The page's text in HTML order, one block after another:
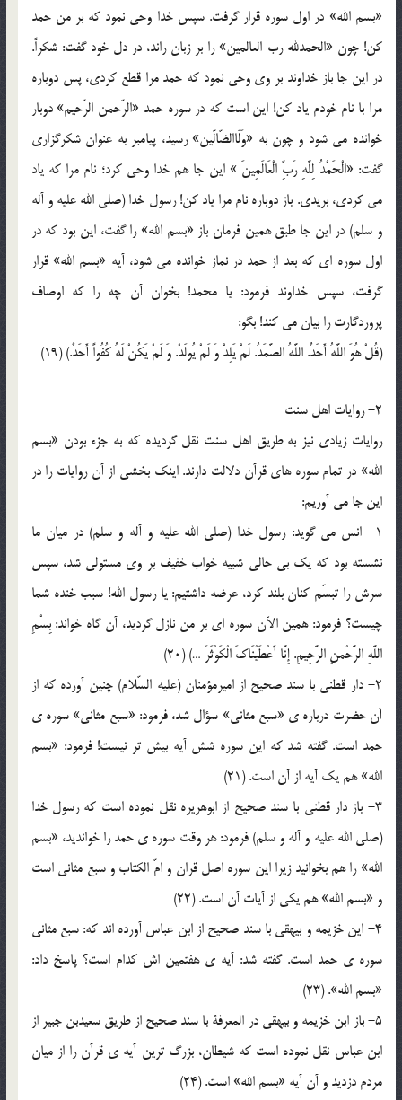
«بسم الله» در اول سوره قرار گرفت. سپس خدا وحي نمود که بر من حمد
کن! چون «الحمدلله رب العالمين» را بر زبان راند، در دل خود گفت: شکراً.
در اين جا باز خداوند بر وي وحي نمود که حمد مرا قطع کردي، پس دوباره
مرا با نام خودم ياد کن! اين است که در سوره حمد «الرّحمن الرّحيم» دوبار
خوانده مي شود و چون به «وَلَاالضّالّين» رسيد، پيامبر به عنوان شکرگزاري
گفت: «الْحَمْدُ لِلَّهِ رَبِّ الْعَالَمِينَ‌ » اين جا هم خدا وحي کرد؛ نام مرا که ياد
مي کردي، بريدي. باز دوباره نام مرا ياد کن! رسول خدا (صلي الله عليه و آله
و سلم) در اين جا طبق همين فرمان باز «بسم الله» را گفت، اين بود که در
اول سوره اي که بعد از حمد در نماز خوانده مي شود، آيه «بسم الله» قرار
گرفت، سپس خداوند فرمود: يا محمد! بخوان آن چه را که اوصاف
پروردگارت را بيان مي کند! بگو:
(قُلْ هُوَ اللَّهُ أَحَدٌ. اللَّهُ الصَّمَدُ. لَمْ يَلِدْ وَ لَمْ يُولَدْ. وَ لَمْ يَکُنْ لَهُ کُفُواً أَحَدٌ.) (19)
2- روايات اهل سنت
روايات زيادي نيز به طريق اهل سنت نقل گرديده که به جزء بودن «بسم
الله» در تمام سوره هاي قرآن دلالت دارند. اينک بخشي از آن روايات را در
اين جا مي آوريم:
1- انس مي گويد: رسول خدا (صلي الله عليه و آله و سلم) در ميان ما
نشسته بود که يک بي حالي شبيه خواب خفيف بر وي مستولي شد، سپس
سرش را تبسّم کنان بلند کرد، عرضه داشتيم: يا رسول الله! سبب خنده شما
چيست؟ فرمود: همين الآن سوره اي بر من نازل گرديد، آن گاه خواند: بِسْمِ
اللَّهِ الرَّحْمنِ الرَّحِيمِ. إِنَّا أَعْطَيْنَاکَ الْکَوْثَرَ …) (20)
2- دار قطني با سند صحيح از اميرمؤمنان (عليه السّلام) چنين آورده که از
آن حضرت درباره ي «سبع مثاني» سؤال شد، فرمود: «سبع مثاني» سوره ي
حمد است. گفته شد که اين سوره شش آيه بيش تر نيست! فرمود: «بسم
الله» هم يک آيه از آن است. (21)
3- باز دار قطني با سند صحيح از ابوهريره نقل نموده است که رسول خدا
(صلي الله عليه و آله و سلم) فرمود: هر وقت سوره ي حمد را خوانديد، «بسم
الله» را هم بخوانيد زيرا اين سوره اصل قران و امّ الکتاب و سبع مثاني است
و «بسم الله» هم يکي از آيات آن است. (22)
4- اين خزيمه و بيهقي با سند صحيح از ابن عباس آورده اند که: سبع مثاني
سوره ي حمد است. گفته شد: آيه ي هفتمين اش کدام است؟ پاسخ داد:
«بسم الله». (23)
5- باز ابن خزيمه و بيهقي در المعرفة با سند صحيح از طريق سعيدبن جبير از
ابن عباس نقل نموده است که شيطان، بزرگ ترين آيه ي قرآن را از ميان
مردم دزديد و آن آيه «بسم الله» است. (24)